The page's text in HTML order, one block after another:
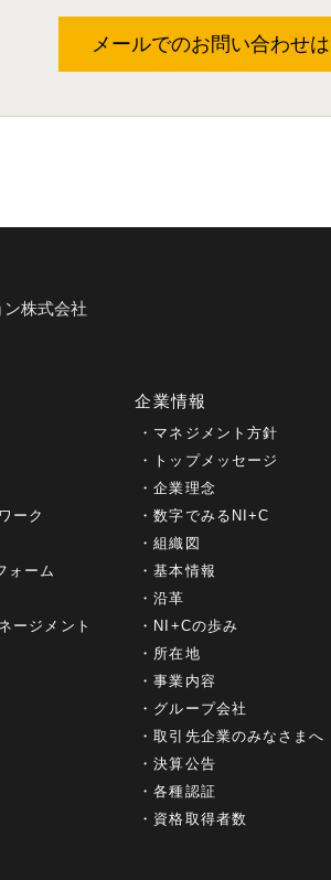
メールでのお問い合わせは
株式会社
ーク
ォーム
ージメント
企業情報
マネジメント方針
トップメッセージ
企業理念
数字でみるNI+C
組織図
基本情報
沿革
NI+Cの歩み
所在地
事業内容
グループ会社
取引先企業のみなさまへ
決算公告
各種認証
資格取得者数